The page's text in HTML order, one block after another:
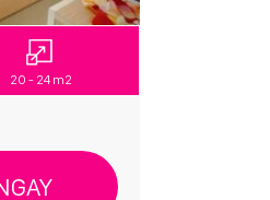
20 - 24 m2